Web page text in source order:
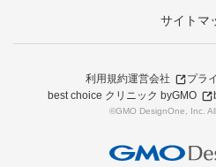
サイトマ
利用規約運営会社
プラ
best choice クリニック byGMO
©GMO DesignOne, Inc.